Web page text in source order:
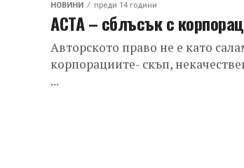
НОВИНИ преди 14 години
АСТА – сблъсък с
Авторското право не е като
корпорациите- скъп,
...